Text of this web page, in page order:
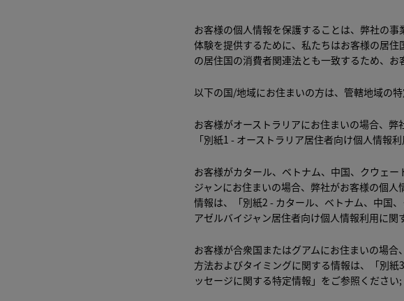
弊社がお客様の個人情報を共有する相手先
個人情報に関するお客様ご本人の権利
お客様の個人情報を保護することは、弊社の
体験を提供するために、私たちはお客様の居
の居住国の消費者関連法とも一致するため、
以下の国/地域にお住まいの方は、管轄地域の
お客様がオーストラリアにお住まいの場合、弊
「別紙1 - オーストラリア居住者向け個人情報
お客様がカタール、ベトナム、中国、クウェ
ジャンにお住まいの場合、弊社がお客様の個
情報は、「別紙2 - カタール、ベトナム、中国
アゼルバイジャン居住者向け個人情報利用に関
お客様が合衆国またはグアムにお住まいの場
方法およびタイミングに関する情報は、「別紙
ッセージに関する特定情報 」をご参照ください;